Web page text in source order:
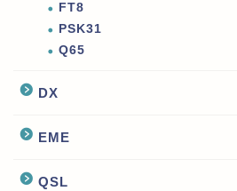
FT8
PSK31
Q65
DX
EME
QSL